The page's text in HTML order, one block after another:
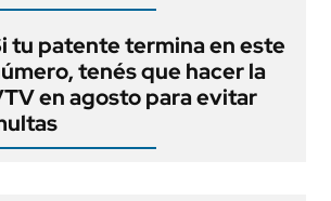
tu patente termina en este
tenés que hacer la
en agosto para evitar